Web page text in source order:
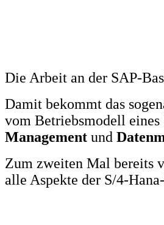
Die Arbeit an der SAP-
Damit bekommt das
vom Betriebsmodell
Management und
Zum zweiten Mal bereits
alle Aspekte der S/4-